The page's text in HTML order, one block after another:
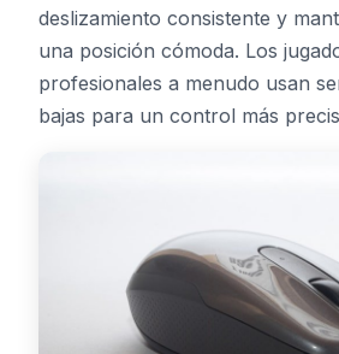
deslizamiento consistente y
una posición cómoda. Los
profesionales a menudo usan
bajas para un control más